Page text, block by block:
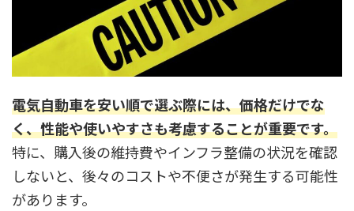
電気自動車を安い順で選ぶ際には、価格だけでな
く、性能や使いやすさも考慮することが重要です。
特に、購入後の維持費やインフラ整備の状況を確認
しないと、後々のコストや不便さが発生する可能性
があります。